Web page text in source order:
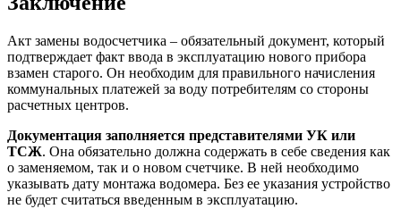
Акт замены водосчетчика – обязательный документ, который
подтверждает факт ввода в эксплуатацию нового прибора
взамен старого. Он необходим для правильного начисления
коммунальных платежей за воду потребителям со стороны
расчетных центров.
Документация заполняется представителями УК или
ТСЖ. Она обязательно должна содержать в себе сведения как
о заменяемом, так и о новом счетчике. В ней необходимо
указывать дату монтажа водомера. Без ее указания устройство
не будет считаться введенным в эксплуатацию.